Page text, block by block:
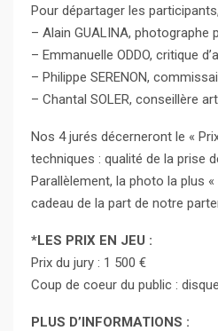
Pour départager les
– Alain GUALINA,
– Emmanuelle ODDO, critique
– Philippe SERENON,
– Chantal SOLER, conseillère
Nos 4 jurés décerneront le «
techniques : qualité de la prise
Parallèlement, la photo la plus
cadeau de la part de notre
*LES PRIX EN JEU :
Prix du jury : 1 500 €
Coup de coeur du public :
PLUS D’INFORMATIONS :